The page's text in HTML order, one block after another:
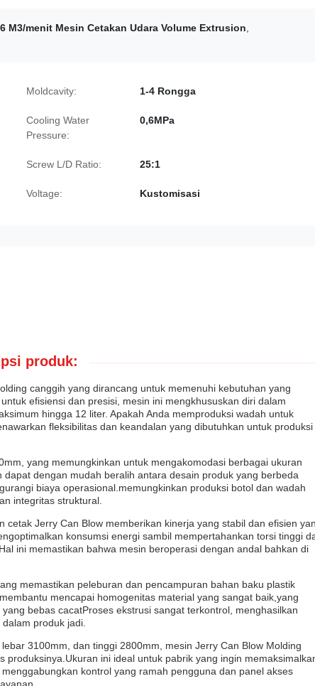
M3/menit Mesin Cetakan Udara Volume Extrusion
Moldcavity: 1-4 Rongga
Cooling Water
Pressure:
0,6MPa
Screw L/D Ratio: 25:1
Voltage: Kustomisasi
produk:
canggih yang dirancang untuk memenuhi kebutuhan yang
efisiensi dan presisi, mesin ini mengkhususkan diri dalam
hingga 12 liter. Apakah Anda memproduksi wadah untuk
fleksibilitas dan keandalan yang dibutuhkan untuk produksi
yang memungkinkan untuk mengakomodasi berbagai ukuran
dengan mudah beralih antara desain produk yang berbeda
biaya operasional.memungkinkan produksi botol dan wadah
integritas struktural.
Jerry Can Blow memberikan kinerja yang stabil dan efisien
konsumsi energi sambil mempertahankan torsi tinggi
ini memastikan bahwa mesin beroperasi dengan andal bahkan di
memastikan peleburan dan pencampuran bahan baku plastik
mencapai homogenitas material yang sangat baik,yang
bebas cacatProses ekstrusi sangat terkontrol, menghasilkan
produk jadi.
3100mm, dan tinggi 2800mm, mesin Jerry Can Blow Molding
ini ideal untuk pabrik yang ingin
kontrol yang ramah pengguna dan panel akses